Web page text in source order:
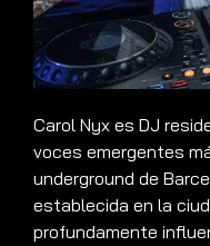
Carol Nyx es DJ
voces emergentes
underground de
establecida en la
profundamente